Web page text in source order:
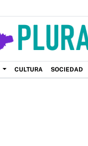
CULTURA SOCIEDAD